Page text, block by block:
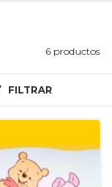
6 productos
FILTRAR